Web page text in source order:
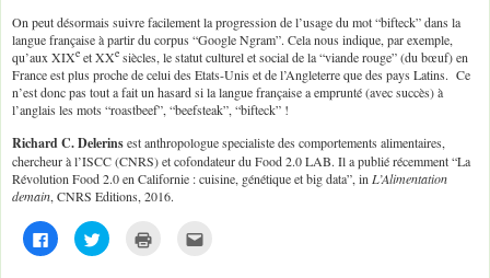
On peut désormais suivre facilement la progression de l’usage du mot “bifteck” dans la
langue française à partir du corpus “Google Ngram”. Cela nous indique, par exemple,
qu’aux XIXe et XXe siècles, le statut culturel et social de la “viande rouge” (du bœuf) en
France est plus proche de celui des Etats-Unis et de l’Angleterre que des pays Latins. Ce
n’est donc pas tout a fait un hasard si la langue française a emprunté (avec succès) à
l’anglais les mots “roastbeef”, “beefsteak”, “bifteck” !
Richard C. Delerinsest anthropologue specialiste des comportements alimentaires,
chercheur à l’ISCC (CNRS) et cofondateur du Food 2.0 LAB. Il a publié récemment “La
Révolution Food 2.0 en Californie : cuisine, génétique et big data”, inL’Alimentation
demain, CNRS Editions, 2016.
C
l
C
l